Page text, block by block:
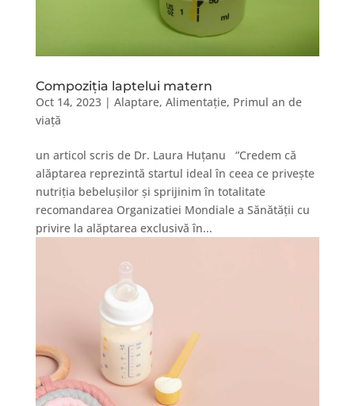
Compoziția laptelui matern
Oct 14, 2023| Alaptare, Alimentație, Primul an de
viață
un articol scris de Dr. Laura Huțanu “Credem că
alăptarea reprezintă startul ideal în ceea ce privește
nutriția bebelușilor și sprijinim în totalitate
recomandarea Organizatiei Mondiale a Sănătății cu
privire la alăptarea exclusivă în...